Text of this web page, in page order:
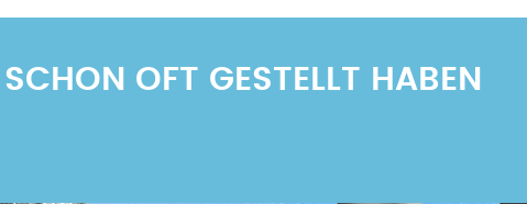
OFT GESTELLT HABEN